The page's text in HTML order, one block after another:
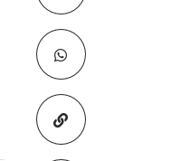
Copiar para